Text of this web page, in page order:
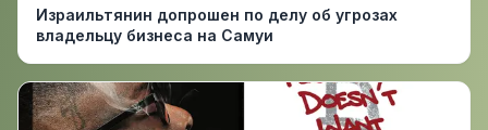
Израильтянин допрошен по делу об угрозах
владельцу бизнеса на Самуи